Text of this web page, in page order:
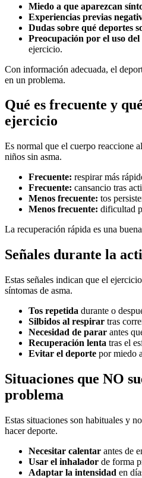
Miedo a que aparezcan
Experiencias previas
Dudas sobre qué deportes
Preocupación por el uso
ejercicio.
Con información adecuada, el
en un problema.
Qué es frecuente y
ejercicio
Es normal que el cuerpo reaccione
niños sin asma.
Frecuente: respirar más
Frecuente: cansancio tras
Menos frecuente: tos
Menos frecuente: dificultad
La recuperación rápida es una
Señales durante la
Estas señales indican que el
síntomas de asma.
Tos repetida durante o
Silbidos al respirar tras
Necesidad de parar antes
Recuperación lenta tras el
Evitar el deporte por miedo
Situaciones que NO
problema
Estas situaciones son habituales y
hacer deporte.
Necesitar calentar antes de
Usar el inhalador de forma
Adaptar la intensidad en